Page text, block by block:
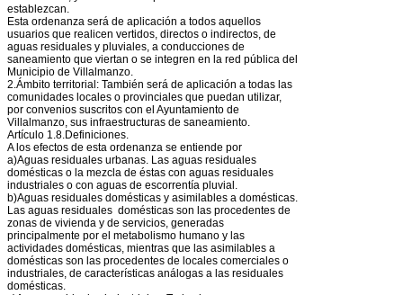
establezcan.
Esta ordenanza será de aplicación a todos aquellos
usuarios que realicen vertidos, directos o indirectos, de
aguas residuales y pluviales, a conducciones de
saneamiento que viertan o se integren en la red pública del
Municipio de Villalmanzo.
2.Ámbito territorial: También será de aplicación a todas las
comunidades locales o provinciales que puedan utilizar,
por convenios suscritos con el Ayuntamiento de
Villalmanzo, sus infraestructuras de saneamiento.
Artículo 1.8.Definiciones.
A los efectos de esta ordenanza se entiende por
a)Aguas residuales urbanas. Las aguas residuales
domésticas o la mezcla de éstas con aguas residuales
industriales o con aguas de escorrentía pluvial.
b)Aguas residuales domésticas y asimilables a domésticas.
Las aguas residuales domésticas son las procedentes de
zonas de vivienda y de servicios, generadas
principalmente por el metabolismo humano y las
actividades domésticas, mientras que las asimilables a
domésticas son las procedentes de locales comerciales o
industriales, de características análogas a las residuales
domésticas.